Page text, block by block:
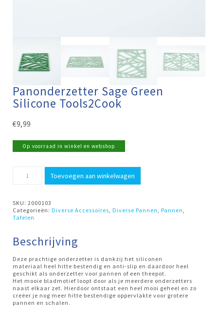
Panonderzetter Sage Green
Silicone Tools2Cook
€9,99
Op voorraad in winkel en webshop
Sage
aantal
Toevoegen aan winkelwagen
SKU:2000103
Categorieën:Diverse Accessoires ,Diverse Pannen ,Pannen
Tafelen
Beschrijving
Deze prachtige onderzetter is dankzij het siliconen
materiaal heel hitte bestendig en anti-slip en daardoor heel
geschikt als onderzetter voor pannen of een theepot.
Het mooie bladmotief loopt door als je meerdere onderzetters
naast elkaar zet. Hierdoor ontstaat een heel mooi geheel en zo
creëer je nog meer hitte bestendige oppervlakte voor grotere
pannen en schalen.